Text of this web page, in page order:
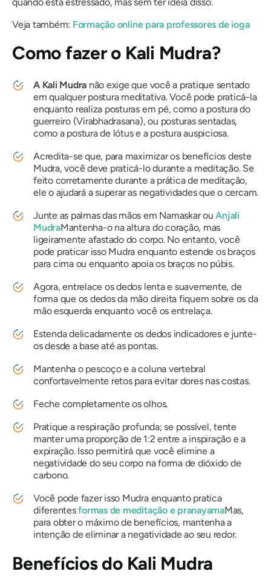
Veja também: Formação online para professores de ioga
Como fazero Kali Mudra?
A Kali Mudra não exige que você a pratique sentado
em qualquer postura meditativa. Você pode praticá-la
enquanto realiza posturas em pé, como a postura do
guerreiro (Virabhadrasana), ou posturas sentadas,
como a postura de lótus e a postura auspiciosa.
Acredita-se que, para maximizar os benefícios deste
Mudra, você deve praticá-lo durante a meditação. Se
feito corretamente durante a prática de meditação,
ele o ajudará a superar as negatividades que o cercam.
Junte as palmas das mãos em NamaskarouAnjali
MudraMantenha-o na altura do coração, mas
ligeiramente afastado do corpo. No entanto, você
pode praticar isso Mudra enquanto estende os braços
para cima ou enquanto apoia os braços no púbis.
Agora, entrelace os dedos lenta e suavemente, de
forma que os dedos da mão direita fiquem sobre os da
mão esquerda enquanto você os entrelaça.
Estenda delicadamente os dedos indicadores e junte-
os desde a base até as pontas.
Mantenha o pescoço e a coluna vertebral
confortavelmente retos para evitar dores nas costas.
Feche completamente os olhos.
Pratique a respiração profunda; se possível, tente
manter uma proporção de 1:2 entre a inspiração e a
expiração. Isso permitirá que você elimine a
negatividade do seu corpo na forma de dióxido de
carbono.
Você pode fazer isso Mudraenquanto pratica
diferentesformas de meditação e pranayamaMas,
para obter o máximo de benefícios, mantenha a
intenção de eliminar a negatividade ao seu redor.
Benefícios do Kali Mudra